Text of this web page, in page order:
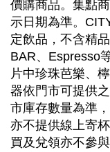
價購商品。集點
示日期為準。
定飲品，不含精
BAR、Espresso
片中珍珠芭樂、
器依門市可提供
市庫存數量為準
亦不提供線上寄
買及兌領亦不參